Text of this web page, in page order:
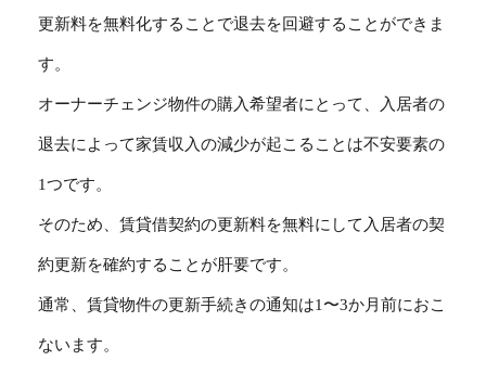
更新料を無料化することで退去を回避することができま
す。
オーナーチェンジ物件の購入希望者にとって、入居者の
退去によって家賃収入の減少が起こることは不安要素の
1つです。
そのため、賃貸借契約の更新料を無料にして入居者の契
約更新を確約することが肝要です。
通常、賃貸物件の更新手続きの通知は1〜3か月前におこ
ないます。